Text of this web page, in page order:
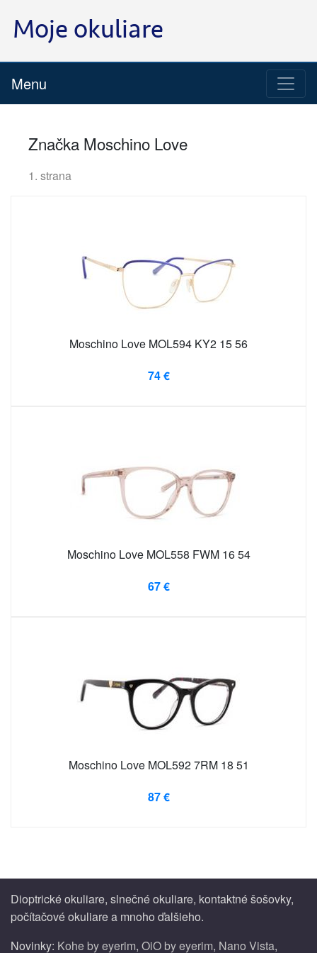
Menu
Značka Moschino Love
1. strana
Moschino Love MOL594 KY2 15 56
74 €
Moschino Love MOL558 FWM 16 54
67 €
Moschino Love MOL592 7RM 18 51
87 €
Dioptrické okuliare, slnečné okuliare, kontaktné šošovky,
počítačové okuliare a mnoho ďalšieho.
Novinky: Kohe by eyerim, OiO by eyerim, Nano Vista,